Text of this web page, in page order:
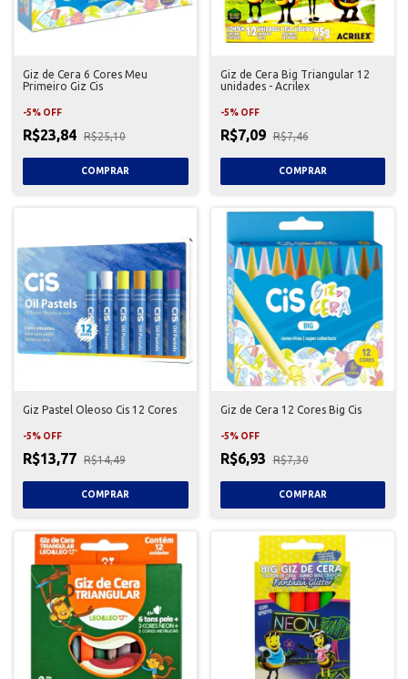
Giz de Cera 6 Cores Meu
Primeiro Giz Cis
-5% OFF
R$23,84 R$25,10
Giz de Cera Big Triangular 12
unidades - Acrilex
-5% OFF
R$7,09 R$7,46
Giz Pastel Oleoso Cis 12 Cores
-5% OFF
R$13,77 R$14,49
Giz de Cera 12 Cores Big Cis
-5% OFF
R$6,93 R$7,30